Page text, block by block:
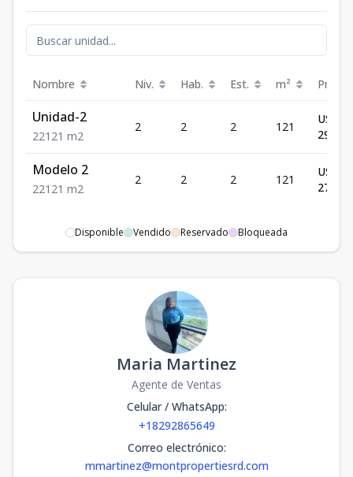
Nombre Niv. Hab. Est. m² Precio
Unidad-2
22121 m2
2 2 2 121
US$
Modelo 2
22121 m2
2 2 2 121
US$
Disponible Vendido Reservado Bloqueada
Maria Martinez
Agente de Ventas
Celular / WhatsApp:
+18292865649
Correo electrónico:
mmartinez@montpropertiesrd.com